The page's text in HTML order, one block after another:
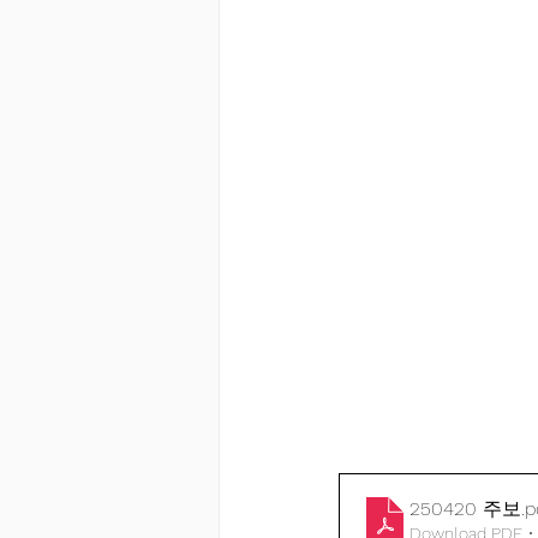
250420 주보
Download PDF •